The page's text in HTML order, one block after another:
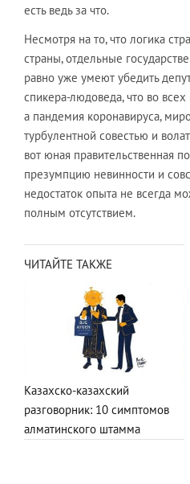
есть ведь за что.
Несмотря на то, что логика
страны, отдельные
равно уже умеют убедить
спикера-людоведа, что во
а пандемия коронавируса,
турбулентной совестью и
вот юная правительственная
презумпцию невинности и
недостаток опыта не всегда
полным отсутствием.
ЧИТАЙТЕ ТАКЖЕ
Казахско-казахский
разговорник: 10 симптомов
алматинского штамма